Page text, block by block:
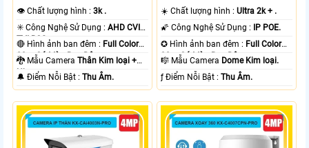
👁 Chất lượng hình :3k .
✳️ Công Nghệ Sử Dụng :AHD CVI
TVI BCS.
🔴 Hình ảnh ban đêm : Full Color
80m Có Màu Ban Ðêm.
🐉️ Mẫu CameraThân Kim loại +
Nhựa.
️🔔 Điểm Nỗi Bật :Thu Âm.
☀️ Chất lượng hình :Ultra 2k + .
🌠 Công Nghệ Sử Dụng :
IP POE.
✪ Hình ảnh ban đêm : Full Color
30m Có Màu Ban Ðêm.
🎼️ Mẫu Camera Dome Kim loại.
️ƒ Điểm Nỗi Bật :Thu Âm.